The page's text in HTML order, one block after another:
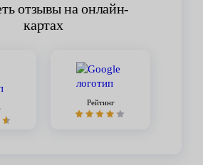
отзывы на онлайн-
картах
Рейтинг